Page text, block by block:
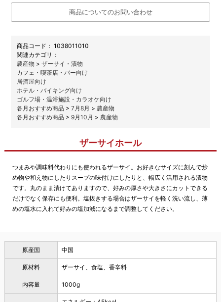
商品についてのお問い合わせ
商品コード： 1038011010
関連カテゴリ：
農産物 >ザーサイ・漬物
カフェ・喫茶店・バー向け
居酒屋向け
ホテル・バイキング向け
ゴルフ場・温浴施設・カラオケ向け
各月おすすめ商品 >7月8月 > 農産物
各月おすすめ商品 >9月10月 > 農産物
ザーサイホール
つまみや調味料代わりにも使われるザーサイ。お好きなサイズに刻んで炒
め物や和え物にしたりスープの味付けにしたりと、幅広く活用される漬物
です。丸のまま漬けてありますので、好みの厚さや大きさにカットできる
だけでなく保存にも便利。塩抜きする場合はザーサイを軽く洗い流し、薄
めの塩水に入れて好みの塩加減になるまで調整してください。
原産国 中国
原材料 ザーサイ、食塩、香辛料
内容量 1000g